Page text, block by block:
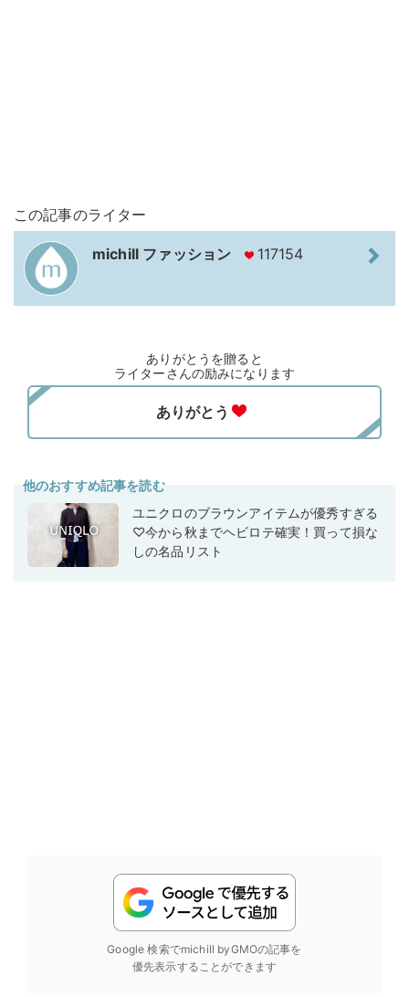
この記事のライター
michill ファッション 117154
ありがとうを贈ると
ライターさんの励みになります
他のおすすめ記事を読む
ユニクロのブラウンアイテムが優秀すぎる
♡今から秋までヘビロテ確実！買って損な
しの名品リスト
Google 検索でmichill byGMOの記事を
優先表示することができます